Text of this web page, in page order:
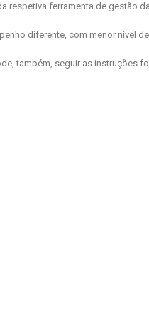
respetiva ferramenta de gestão
diferente, com menor nível
também, seguir as instruções